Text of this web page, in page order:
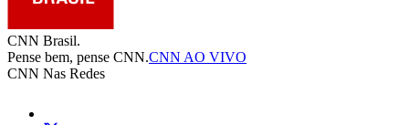
CNN Brasil.
Pense bem, pense CNN.CNN AO VIVO
CNN Nas Redes